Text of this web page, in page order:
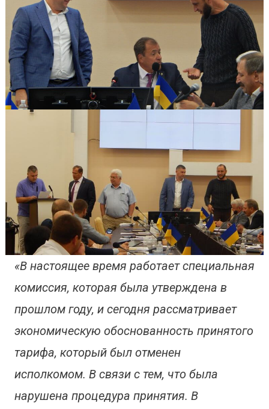
«В настоящее время работает специальная
комиссия, которая была утверждена в
прошлом году, и сегодня рассматривает
экономическую обоснованность принятого
тарифа, который был отменен
исполкомом. В связи с тем, что была
нарушена процедура принятия. В